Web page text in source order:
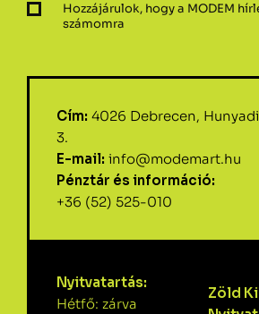
Hozzájárulok, hogy a MODEM
számomra
Cím: 4026 Debrecen,
3.
E-mail: info@modemart.hu
Pénztár és információ:
+36 (52) 525-010
Nyitvatartás:
Hétfő: zárva
Zöld